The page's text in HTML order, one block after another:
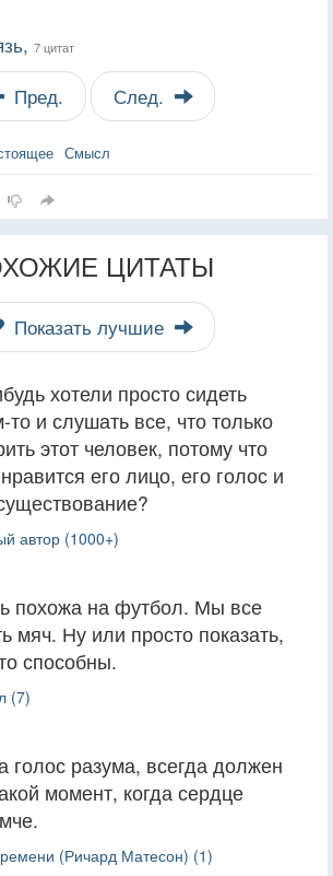
7 цитат
Пред. След.
Смысл
ЦИТАТЫ
Показать лучшие
хотели просто сидеть
и слушать все, что только
этот человек, потому что
его лицо, его голос и
автор (1000+)
похожа на футбол. Мы все
мяч. Ну или просто показать,
способны.
(7)
голос разума, всегда должен
момент, когда сердце
(Ричард Матесон) (1)